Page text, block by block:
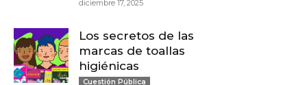
diciembre 17, 2025
Los secretos de las
marcas de toallas
higiénicas
Cuestión Pública